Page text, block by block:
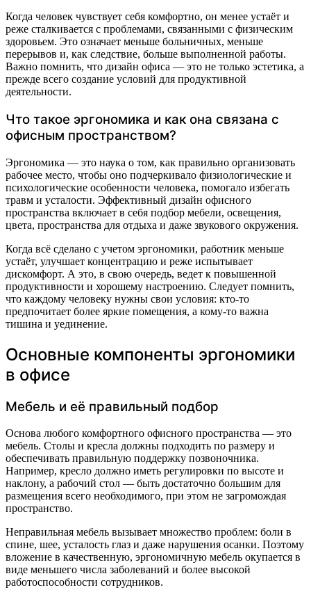
Когда человек чувствует себя комфортно, он менее устаёт и
реже сталкивается с проблемами, связанными с физическим
здоровьем. Это означает меньше больничных, меньше
перерывов и, как следствие, больше выполненной работы.
Важно помнить, что дизайн офиса — это не только эстетика, а
прежде всего создание условий для продуктивной
деятельности.
Что такое эргономика и как она связана с
офисным пространством?
Эргономика — это наука о том, как правильно организовать
рабочее место, чтобы оно подчеркивало физиологические и
психологические особенности человека, помогало избегать
травм и усталости. Эффективный дизайн офисного
пространства включает в себя подбор мебели, освещения,
цвета, пространства для отдыха и даже звукового окружения.
Когда всё сделано с учетом эргономики, работник меньше
устаёт, улучшает концентрацию и реже испытывает
дискомфорт. А это, в свою очередь, ведет к повышенной
продуктивности и хорошему настроению. Следует помнить,
что каждому человеку нужны свои условия: кто-то
предпочитает более яркие помещения, а кому-то важна
тишина и уединение.
Основные компоненты эргономики
в офисе
Мебель и её правильный подбор
Основа любого комфортного офисного пространства — это
мебель. Столы и кресла должны подходить по размеру и
обеспечивать правильную поддержку позвоночника.
Например, кресло должно иметь регулировки по высоте и
наклону, а рабочий стол — быть достаточно большим для
размещения всего необходимого, при этом не загромождая
пространство.
Неправильная мебель вызывает множество проблем: боли в
спине, шее, усталость глаз и даже нарушения осанки. Поэтому
вложение в качественную, эргономичную мебель окупается в
виде меньшего числа заболеваний и более высокой
работоспособности сотрудников.